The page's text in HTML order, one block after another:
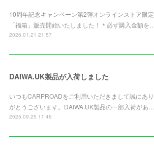
10周年記念キャンペーン第2弾オンラインストア限定
「福箱」販売開始いたしました！＊必ず購入金額を…
2026.01.21 21:57
DAIWA.UK製品が入荷しました
いつもCARPROADをご利用いただきまして誠にあり
がとうございます。DAIWA.UK製品の一部入荷があ…
2025.09.25 11:46